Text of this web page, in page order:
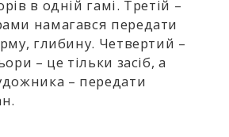
в одній гамі. Третій –
намагався передати
глибину. Четвертий –
– це тільки засіб, а
– передати